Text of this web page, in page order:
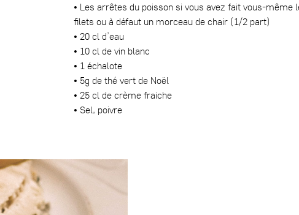
• Les arrêtes du poisson si vous avez fait vous-même
filets ou à défaut un morceau de chair (1/2 part)
• 20 cl d’eau
• 10 cl de vin blanc
• 1 échalote
• 5g de thé vert de Noël
• 25 cl de crème fraiche
• Sel, poivre